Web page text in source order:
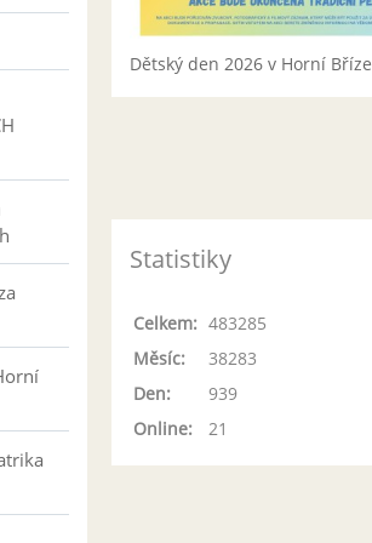
Dětský den 2026 v Horní Bříze
Statistiky
Online: 21
Celkem: 483285
Měsíc:
38283
Den:
939